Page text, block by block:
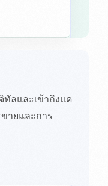
ทัลและเข้าถึงแด
ายและการ